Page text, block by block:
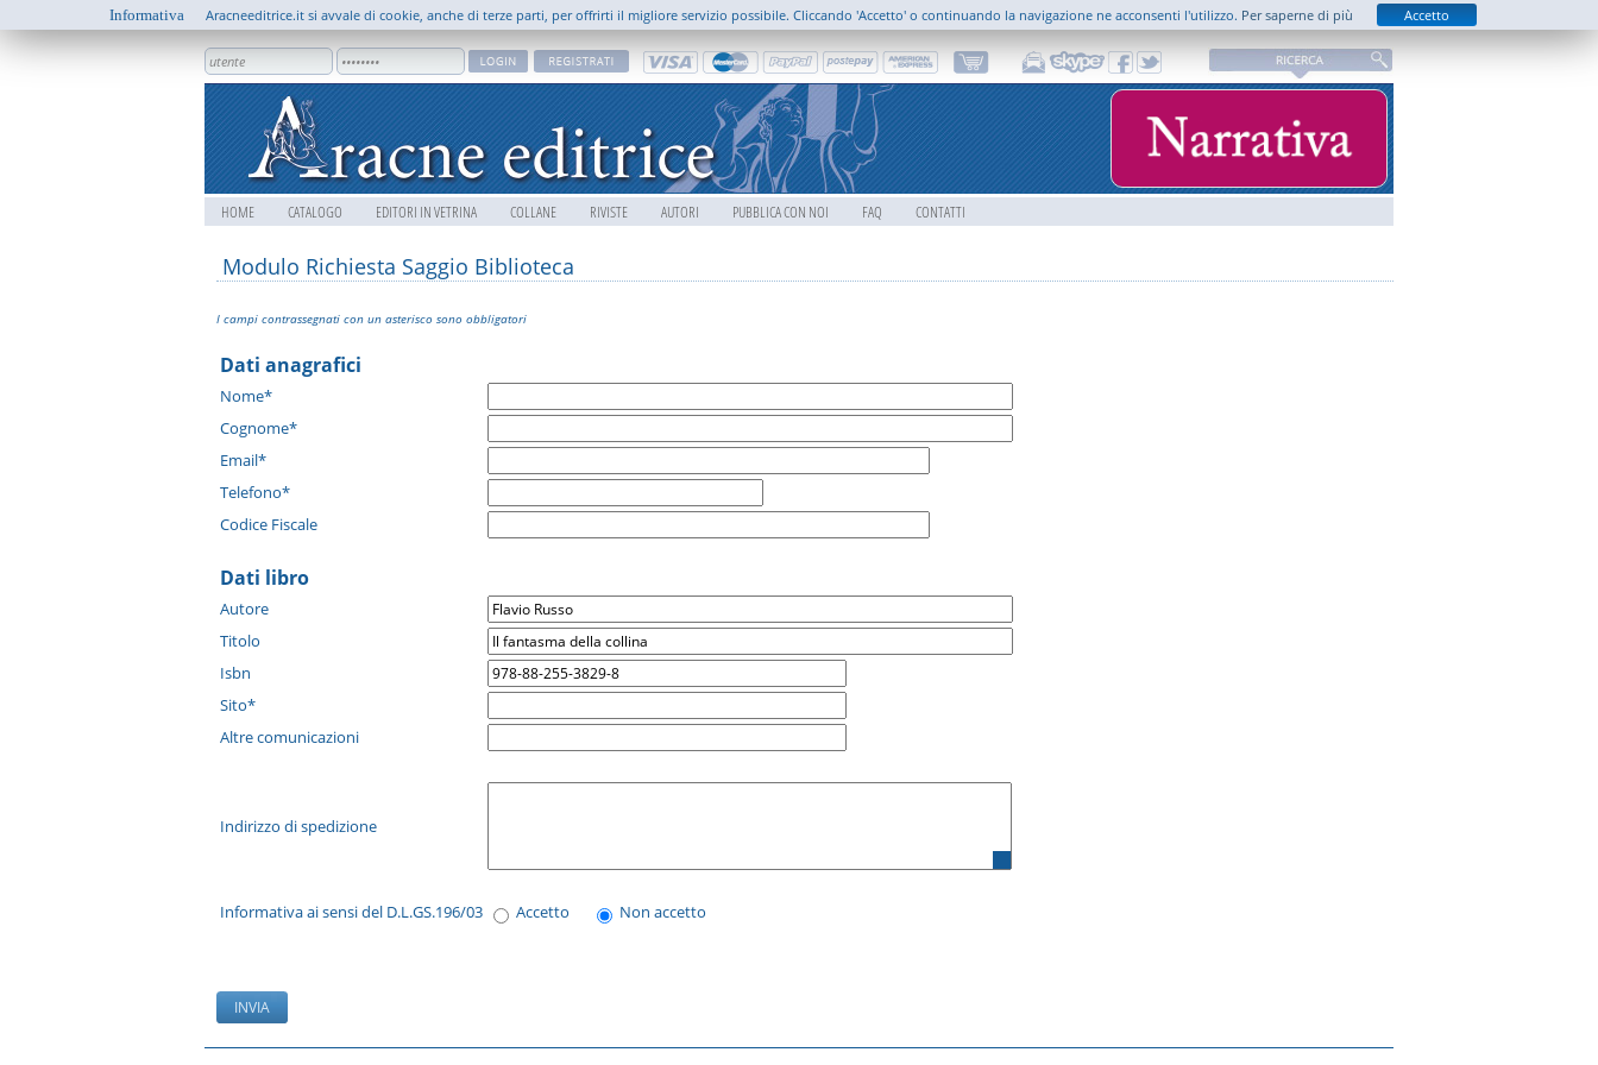
HOME CATALOGO EDITORI IN VETRINA COLLANE RIVISTE AUTORI PUBBLICA CON NOI FAQ CONTATTI
Modulo Richiesta Saggio Biblioteca
I campi contrassegnati con un asterisco sono obbligatori
Dati anagrafici
Nome*
Cognome*
Email*
Telefono*
Codice Fiscale
Dati libro
Autore
Titolo
Isbn
Sito*
Altre comunicazioni
Indirizzo di spedizione
Informativa ai sensi del D.L.GS.196/03 Accetto Non accetto
Informativa Aracneeditrice.it si avvale di cookie, anche di terze parti, per offrirti il migliore servizio possibile. Cliccando 'Accetto' o continuando la navigazione ne acconsenti l'utilizzo. Per saperne di più Accetto